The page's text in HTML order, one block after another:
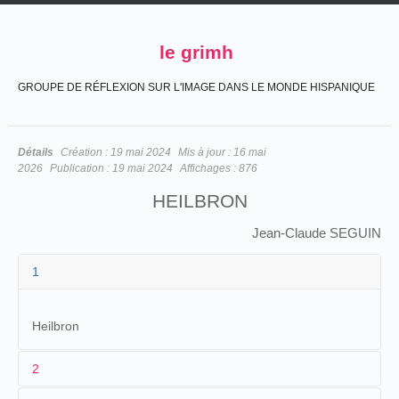
le grimh
GROUPE DE RÉFLEXION SUR L'IMAGE DANS LE MONDE HISPANIQUE
Détails Création : 19 mai 2024 Mis à jour : 16 mai
2026 Publication : 19 mai 2024 Affichages : 876
HEILBRON
Jean-Claude SEGUIN
1
Heilbron
2